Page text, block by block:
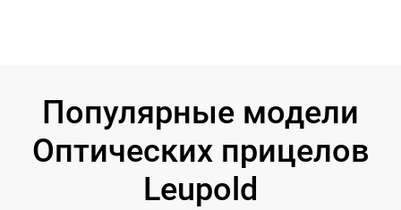
Популярные модели
Оптических прицелов
Leupold